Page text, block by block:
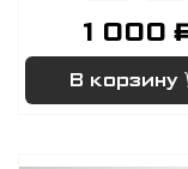
1 000
В корзину